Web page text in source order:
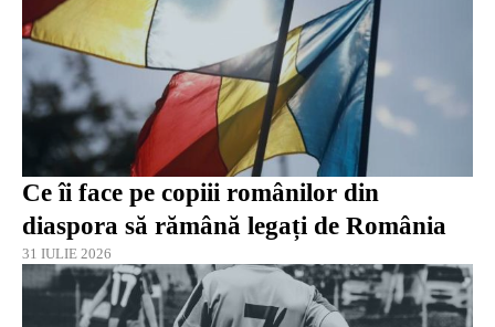
Ce îi face pe copiii românilor din
diaspora să rămână legați de România
31 IULIE 2026